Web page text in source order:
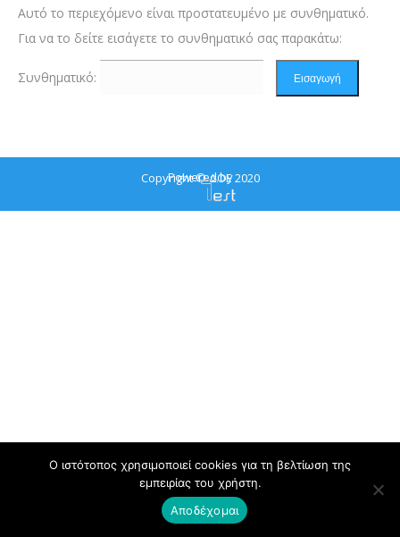
Αυτό το περιεχόμενο είναι προστατευμένο με συνθηματικό.
Για να το δείτε εισάγετε το συνθηματικό σας παρακάτω:
Συνθηματικό:
Copyright © ΔΟΕ 2020
Powered by
Ο ιστότοπος χρησιμοποιεί cookies για τη βελτίωση της
εμπειρίας του χρήστη.
Αποδέχομαι